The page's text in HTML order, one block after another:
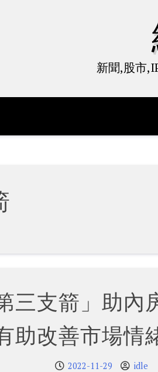
新聞,股市
三支箭」助內
改善市場情
2022-11-29 idle